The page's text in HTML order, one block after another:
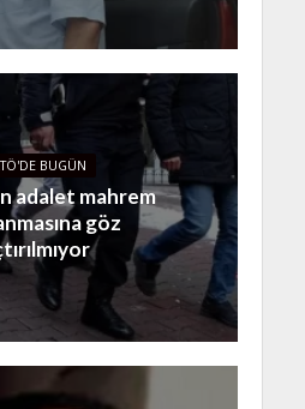
BUGÜN
adalet mahrem
göz